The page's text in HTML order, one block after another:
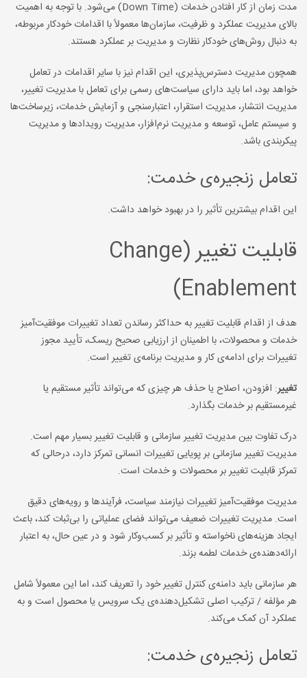
مدت زمان از کار افتادن خدمات (Down Time) می‌شود. با توجه به اهمیت
بالای مدیریت عملکرد و ظرفیت، سازمان‌ها معمولاً با اقدامات خودکار مربوطه،
به دنبال روش‌های خودکار نظارت و مدیریت بر عملکرد هستند.
همچون مدیریت دسترس‌پذیری، این اقدام نیز با سایر اقدامات در تعامل
خواهد بود، اما باید دارای سیاست‌های رسمی برای تعامل با مدیریت تغییر،
مدیریت انتشار، مدیریت استقرار، اعتبارسنجی و آزمایش خدمات، زیرساخت‌ها
و سیستم عامل، توسعه و مدیریت نرم‌افزار، مدیریت رویدادها و مدیریت
پیکربندی باشد.
تعامل زنجیره‌ی خدمت:
این اقدام بیشترین تأثیر را در بهبود خواهد داشت.
قابلیت تغییر (Change
Enablement)
هدف از اقدام قابلیت تغییر به حداکثر رساندن تعداد تغییرات موفقیت‌آمیز
خدمات و محصولات، با اطمینان از ارزیابی صحیح ریسک، تأیید مجوز
تغییرات برای ادامه‌ی کار و مدیریت برنامه‌ی تغییر است.
تغییر: افزودن، اصلاح یا حذف هر چیزی که می‌تواند تأثیر مستقیم یا
غیرمستقیم بر خدمات بگذارد.
درک تفاوت بین مدیریت تغییر سازمانی و قابلیت تغییر بسیار مهم است.
مدیریت تغییر سازمانی بر پویایی تغییرات انسانی تمرکز دارد، درحالی که
تمرکز قابلیت تغییر بر محصولات و خدمات است.
مدیریت موفقیت‌آمیز تغییرات نیازمند سیاست، فرآیندها و رویه‌های دقیق
است. مدیریت تغییرات ضعیف می‌تواند فضای عملیاتی را بی‌ثبات کند، باعث
ایجاد هزینه‌های ناخواسته و تأثیر بر کسب‌وکار شود و در عین حال، به اعتبار
ارائه‌دهنده‌ی خدمات لطمه بزند.
هر سازمانی باید دامنه‌ی کنترل تغییر خود را تعریف کند، اما این معمولاً شامل
هر مؤلفه‌ / ترکیب اصلی تشکیل‌دهنده‌ی یک سرویس یا محصول است و به
عملکرد آن کمک می‌کند.
تعامل زنجیره‌ی خدمت: